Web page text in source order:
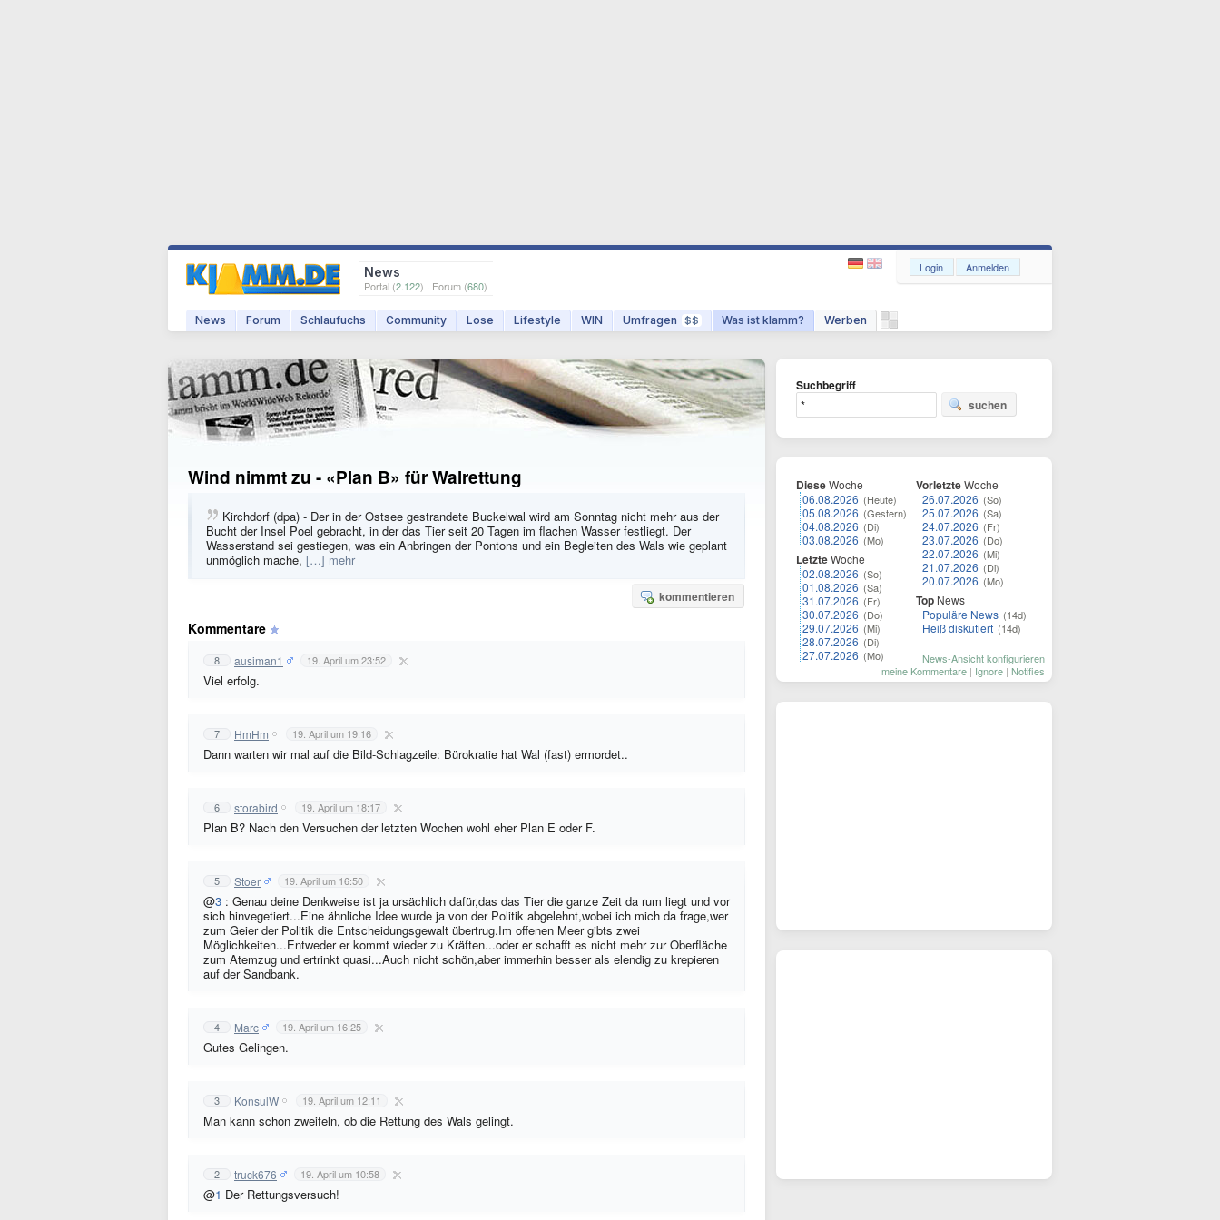
News
Portal (2.122) · Forum (680)
News Forum Schlaufuchs Community Lose Lifestyle WIN Umfragen $$ Was ist klamm? Werben
Login Anmelden
Wind nimmt zu - «Plan B» für Walrettung
Kirchdorf (dpa) - Der in der Ostsee gestrandete Buckelwal wird am Sonntag nicht mehr aus der
Bucht der Insel Poel gebracht, in der das Tier seit 20 Tagen im flachen Wasser festliegt. Der
Wasserstand sei gestiegen, was ein Anbringen der Pontons und ein Begleiten des Wals wie geplant
unmöglich mache, […] mehr
kommentieren
Kommentare
8 ausiman1 19. April um 23:52
Viel erfolg.
7 HmHm 19. April um 19:16
Dann warten wir mal auf die Bild-Schlagzeile: Bürokratie hat Wal (fast) ermordet..
6 storabird 19. April um 18:17
Plan B? Nach den Versuchen der letzten Wochen wohl eher Plan E oder F.
5 Stoer 19. April um 16:50
@3 : Genau deine Denkweise ist ja ursächlich dafür,das das Tier die ganze Zeit da rum liegt und vor
sich hinvegetiert...Eine ähnliche Idee wurde ja von der Politik abgelehnt,wobei ich mich da frage,wer
zum Geier der Politik die Entscheidungsgewalt übertrug.Im offenen Meer gibts zwei
Möglichkeiten...Entweder er kommt wieder zu Kräften...oder er schafft es nicht mehr zur Oberfläche
zum Atemzug und ertrinkt quasi...Auch nicht schön,aber immerhin besser als elendig zu krepieren
auf der Sandbank.
4 Marc 19. April um 16:25
Gutes Gelingen.
3 KonsulW 19. April um 12:11
Man kann schon zweifeln, ob die Rettung des Wals gelingt.
2 truck676 19. April um 10:58
@1 Der Rettungsversuch!
Suchbegriff
suchen
DieseWoche
06.08.2026 (Heute)
05.08.2026 (Gestern)
04.08.2026 (Di)
03.08.2026 (Mo)
LetzteWoche
02.08.2026 (So)
01.08.2026 (Sa)
31.07.2026 (Fr)
30.07.2026 (Do)
29.07.2026 (Mi)
28.07.2026 (Di)
27.07.2026 (Mo)
VorletzteWoche
26.07.2026 (So)
25.07.2026 (Sa)
24.07.2026 (Fr)
23.07.2026 (Do)
22.07.2026 (Mi)
21.07.2026 (Di)
20.07.2026 (Mo)
Top News
Populäre News (14d)
Heiß diskutiert (14d)
News-Ansicht konfigurieren
meine Kommentare | Ignore | Notifies